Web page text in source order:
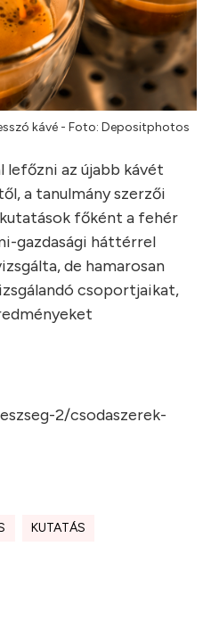
kávé - Foto: Depositphotos
lefőzni az újabb kávét
a tanulmány szerzői
főként a fehér
gazdasági háttérrel
de hamarosan
csoportjaikat,
2/csodaszerek-
KUTATÁS